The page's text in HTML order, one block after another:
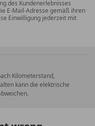
Line
des Kundenerlebnisses
E-Mail-Adresse gemäß ihren
Einwilligung jederzeit mit
Kilometerstand,
kann die elektrische